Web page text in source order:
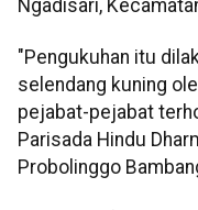
Ngadisari,
"Pengukuhan itu
selendang kuning
pejabat-pejabat
Parisada Hindu
Probolinggo